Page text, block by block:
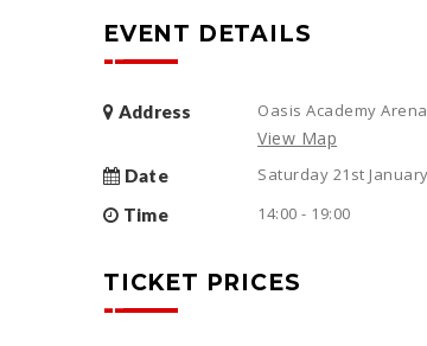
EVENT DETAILS
Address Oasis Academy
View Map
Date
Saturday 21st
Time
14:00 - 19:00
TICKET PRICES